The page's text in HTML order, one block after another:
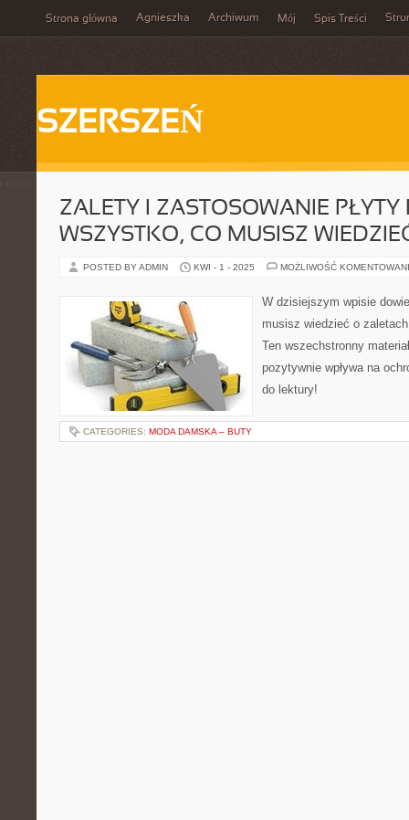
Strona główna Agnieszka Archiwum Mój Spis Treści
SZERSZEŃ
ZALETY I ZASTOSOWANIE PŁYTY
WSZYSTKO, CO MUSISZ
POSTED BY ADMIN KWI - 1 - 2025 MOŻLIWOŚĆ
W dzisiejszym wpisie
musisz wiedzieć o
Ten wszechstronny
pozytywnie wpływa na
do lektury!
CATEGORIES: MODA DAMSKA – BUTY